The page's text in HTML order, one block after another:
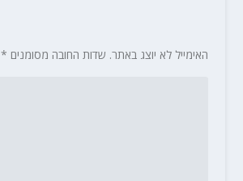
האימייל לא יוצג באתר. שדות החובה מסומנים *